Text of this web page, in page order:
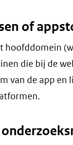
of
hoofddomein
die bij de
van de app en